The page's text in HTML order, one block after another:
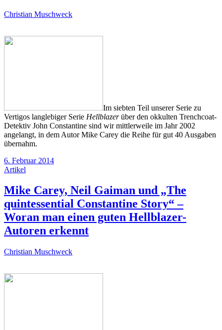
Christian Muschweck
Im siebten Teil unserer Serie zu
Vertigos langlebiger Serie Hellblazerüber den okkulten Trenchcoat-
Detektiv John Constantine sind wir mittlerweile im Jahr 2002
angelangt, in dem Autor Mike Carey die Reihe für gut 40 Ausgaben
übernahm.
6. Februar 2014
Artikel
Mike Carey, Neil Gaiman und „The
quintessential Constantine Story“ –
Woran man einen guten Hellblazer-
Autoren erkennt
Christian Muschweck